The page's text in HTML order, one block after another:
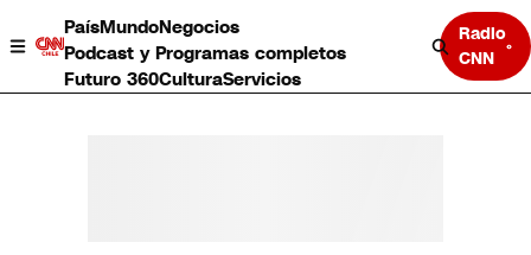
PaísMundoNegocios
Podcast y Programas completos
Futuro 360CulturaServicios
Radio
CNN